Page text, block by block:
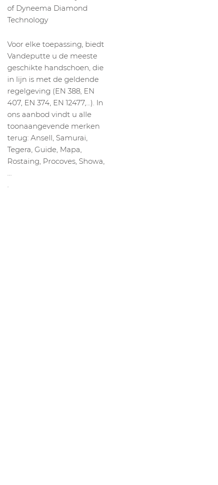
of Dyneema Diamond
Technology
Voor elke toepassing, biedt
Vandeputte u de meeste
geschikte handschoen, die
in lijn is met de geldende
regelgeving (EN 388, EN
407, EN 374, EN 12477,…). In
ons aanbod vindt u alle
toonaangevende merken
terug: Ansell, Samurai,
Tegera, Guide, Mapa,
Rostaing, Procoves, Showa,
…
.